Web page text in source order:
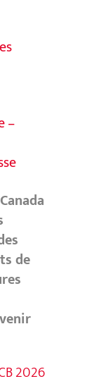
–
de
2026